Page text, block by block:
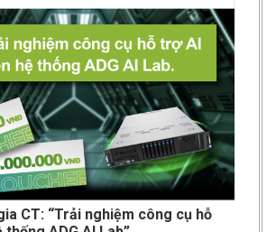
CT: “Trải nghiệm công cụ hỗ